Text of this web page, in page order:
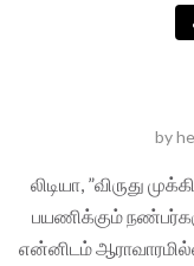
by
லிடியா, ”விருது
பயணிக்கும்
என்னிடம்